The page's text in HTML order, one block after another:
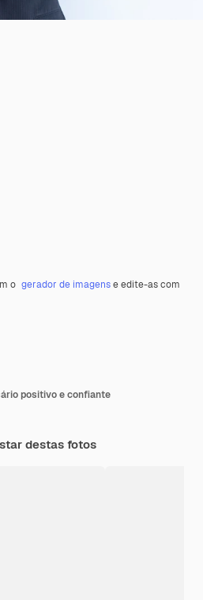
o gerador de imagense edite-as com
positivo e confiante
destas fotos